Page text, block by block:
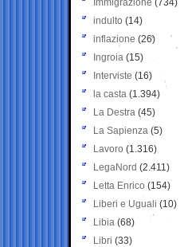
Immigrazione (734)
indulto (14)
inflazione (26)
Ingroia (15)
Interviste (16)
la casta (1.394)
La Destra (45)
La Sapienza (5)
Lavoro (1.316)
LegaNord (2.411)
Letta Enrico (154)
Liberi e Uguali (10)
Libia (68)
Libri (33)